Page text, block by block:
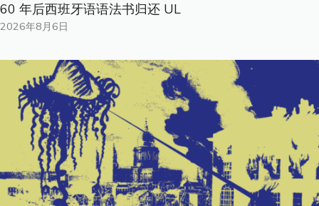
60 年后西班牙语语法书归还 UL
2026年8月6日